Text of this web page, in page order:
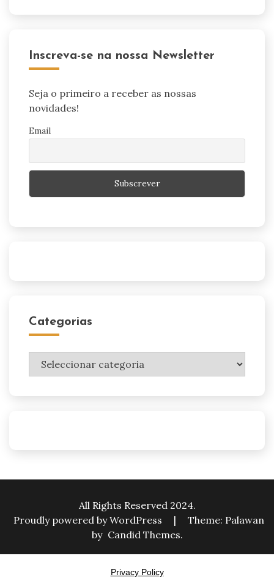
Inscreva-se na nossa Newsletter
Seja o primeiro a receber as nossas
novidades!
Email
Categorias
Categorias
All Rights Reserved 2024.
Proudly powered by WordPress
|
Theme: Palawan
by Candid Themes.
Privacy Policy